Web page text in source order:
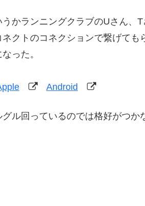
かランニングクラブのUさん、T
クトのコネクションで繋げて
った。
Android
ル回っているのでは格好がつか